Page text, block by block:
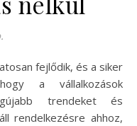
a vállalkozások
trendeket és
rendelkezésre ahhoz,